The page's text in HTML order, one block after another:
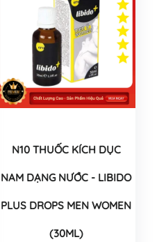
N10 THUỐC KÍCH DỤC
NAM DẠNG NƯỚC - LIBIDO
PLUS DROPS MEN WOMEN
(30ML)